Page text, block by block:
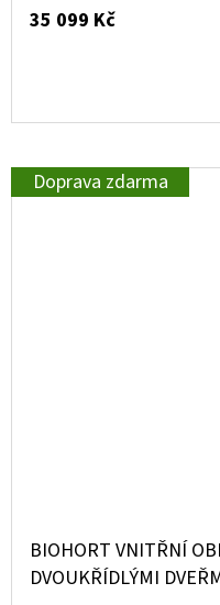
35 099 Kč
Doprava zdarma
BIOHORT VNITŘNÍ
DVOUKŘÍDLÝMI